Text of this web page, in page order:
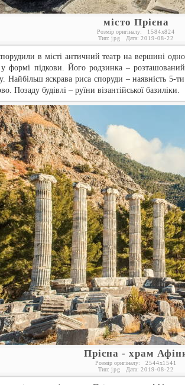
місто Прієна
Розмір оригіналу: 1584x824
Тип: jpg Дата: 2019-08-22
в місті античний театр на вершині
у формі підкови. Його родзинка –
Найбільш яскрава риса споруди – наявність 5-
Позаду будівлі – руїни візантійської базиліки.
Прієна - храм
Розмір оригіналу: 2544x1541
Тип: jpg Дата: 2019-08-22